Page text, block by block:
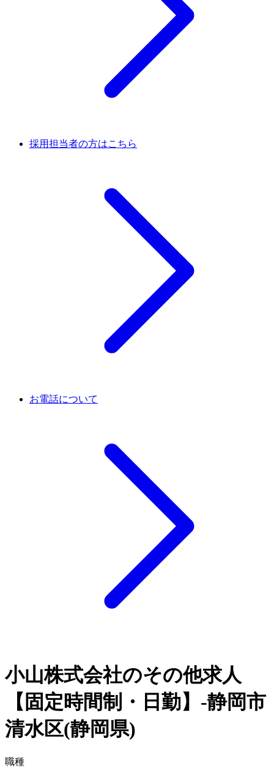
採用担当者の方はこちら
お電話について
小山株式会社のその他求人
【固定時間制・日勤】-静岡市
清水区(静岡県)
職種